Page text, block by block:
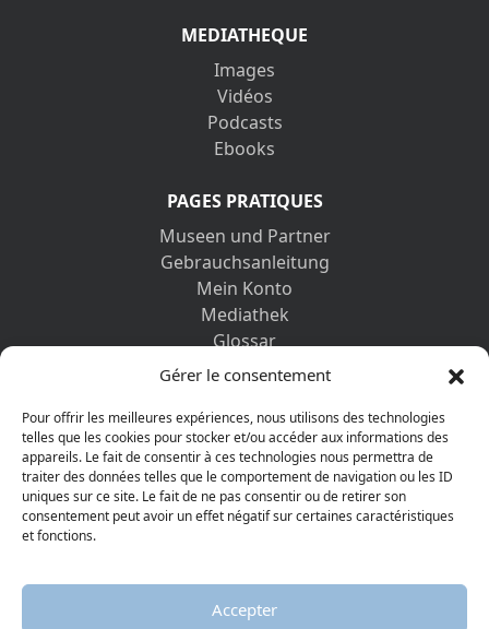
Gérer le consentement
Pour offrir les meilleures expériences, nous utilisons des technologies
telles que les cookies pour stocker et/ou accéder aux informations des
appareils. Le fait de consentir à ces technologies nous permettra de
traiter des données telles que le comportement de navigation ou les ID
uniques sur ce site. Le fait de ne pas consentir ou de retirer son
consentement peut avoir un effet négatif sur certaines caractéristiques
et fonctions.
Accepter
MEDIATHEQUE
Images
Vidéos
Podcasts
Ebooks
PAGES PRATIQUES
Museen und Partner
Gebrauchsanleitung
Mein Konto
Mediathek
Glossar
Kontaktformular
Datenschutz-Bestimmungen
ENTDECKEN SIE AUCH